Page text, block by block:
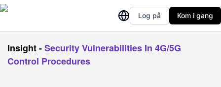
Log på Kom i gang
Insight-Security Vulnerabilities In 4G/5G
Control Procedures